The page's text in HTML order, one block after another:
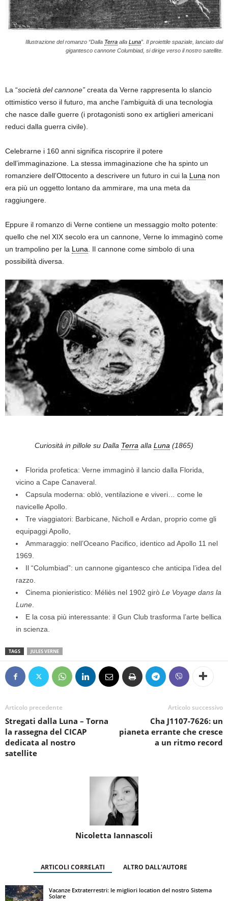
Illustrazione del romanzo “Dalla Terra alla Luna”. Il proiettile spaziale, lanciato dal
gigantesco cannone Columbiad, si dirige verso il nostro satellite.
La “società del cannone” creata da Verne rappresenta lo slancio
ottimistico verso il futuro, ma anche l’ambiguità di una tecnologia
che nasce dalle guerre (i protagonisti sono ex artiglieri americani
reduci dalla guerra civile).
Celebrarne i 160 anni significa riscoprire il potere
dell’immaginazione. La stessa immaginazione che ha spinto un
romanziere dell’Ottocento a descrivere un futuro in cui la Luna non
era più un oggetto lontano da ammirare, ma una meta da
raggiungere.
Eppure il romanzo di Verne contiene un messaggio molto potente:
quello che nel XIX secolo era un cannone, Verne lo immaginò come
un trampolino per la Luna . Il cannone come simbolo di una
possibilità diversa.
Curiosità in pillole su Dalla Terra alla Luna (1865)
Florida profetica: Verne immaginò il lancio dalla Florida,
vicino a Cape Canaveral.
Capsula moderna: oblò, ventilazione e viveri… come le
navicelle Apollo.
Tre viaggiatori: Barbicane, Nicholl e Ardan, proprio come gli
equipaggi Apollo,
Ammaraggio: nell’Oceano Pacifico, identico ad Apollo 11 nel
1969.
Il “Columbiad”: un cannone gigantesco che anticipa l’idea del
razzo.
Cinema pionieristico: Méliès nel 1902 girò Le Voyage dans la
Lune
E la cosa più interessante: il Gun Club trasforma l’arte bellica
in scienza.
TAGS JULES VERNE
Articolo precedente
Stregati dalla Luna – Torna
la rassegna del CICAP
dedicata al nostro
satellite
Articolo successivo
Cha J1107-7626: un
pianeta errante che cresce
a un ritmo record
Nicoletta Iannascoli
ARTICOLI CORRELATI ALTRO DALL'AUTORE
Vacanze Extraterrestri: le migliori location del nostro Sistema
Solare